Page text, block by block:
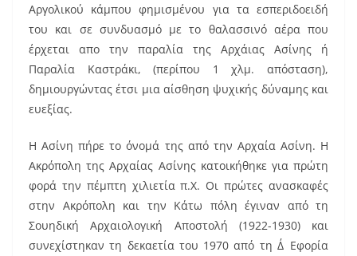
Αργολικού κάμπου φημισμένου για τα εσπεριδοειδή
του και σε συνδυασμό με το θαλασσινό αέρα που
έρχεται απο την παραλία της Αρχάιας Ασίνης ή
Παραλία Καστράκι, (περίπου 1 χλμ. απόσταση),
δημιουργώντας έτσι μια αίσθηση ψυχικής δύναμης και
ευεξίας.
Η Ασίνη πήρε το όνομά της από την Αρχαία Ασίνη. Η
Ακρόπολη της Αρχαίας Ασίνης κατοικήθηκε για πρώτη
φορά την πέμπτη χιλιετία π.Χ. Οι πρώτες ανασκαφές
στην Ακρόπολη και την Κάτω πόλη έγιναν από τη
Σουηδική Αρχαιολογική Αποστολή (1922-1930) και
συνεχίστηκαν τη δεκαετία του 1970 από τη Δ΄Εφορία